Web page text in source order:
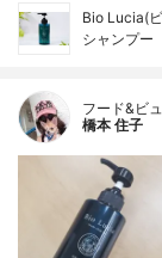
Bio Lucia(
シャンプー
フード&ビ
橋本 住子